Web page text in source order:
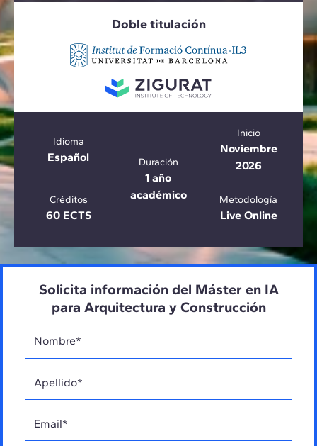
Doble titulación
Idioma
Español Duración
1 año
académico
Inicio
Noviembre
2026
Créditos
60 ECTS
Metodología
Live Online
Solicita información del Máster en IA
para Arquitectura y Construcción